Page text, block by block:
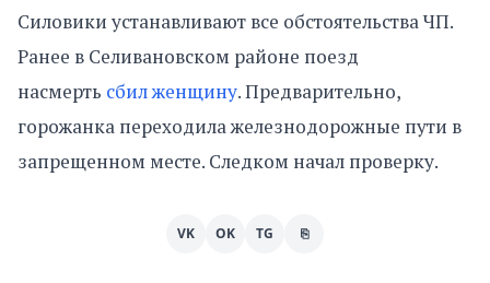
Силовики устанавливают все обстоятельства ЧП.
Ранее в Селивановском районе поезд
насмерть сбил женщину. Предварительно,
горожанка переходила железнодорожные пути в
запрещенном месте. Следком начал проверку.
VK OK TG ⎘